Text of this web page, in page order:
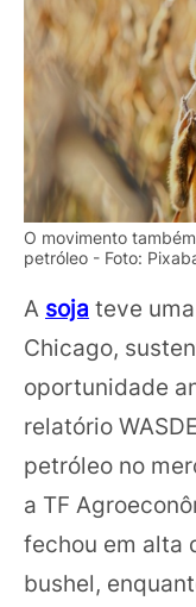
O movimento
petróleo - Foto:
A soja teve
Chicago,
oportunidade
relatório
petróleo no
a TF
fechou em alta
bushel,